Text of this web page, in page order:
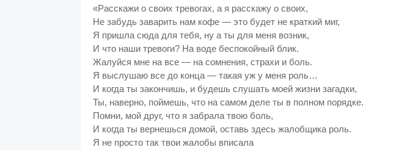
«Расскажи о своих тревогах, а я расскажу о своих,
Не забудь заварить нам кофе — это будет не краткий миг,
Я пришла сюда для тебя, ну а ты для меня возник,
И что наши тревоги? На воде беспокойный блик.
Жалуйся мне на все — на сомнения, страхи и боль.
Я выслушаю все до конца — такая уж у меня роль…
И когда ты закончишь, и будешь слушать моей жизни загадки,
Ты, наверно, поймешь, что на самом деле ты в полном порядке.
Помни, мой друг, что я забрала твою боль,
И когда ты вернешься домой, оставь здесь жалобщика роль.
Я не просто так твои жалобы вписала